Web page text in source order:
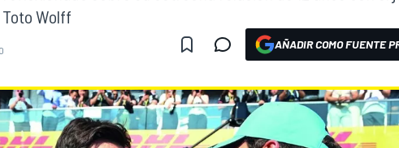
Wolff
AÑADIR COMO FUENTE